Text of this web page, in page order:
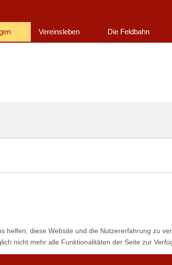
Vereinsleben Die Feldbahn
diese Website und die Nutzererfahrung zu
nicht mehr alle Funktionalitäten der Seite zur